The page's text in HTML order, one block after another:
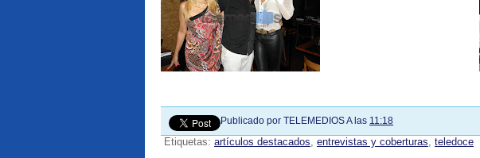
Publicado por TELEMEDIOSA las 11:18
Etiquetas: artículos destacados, entrevistas y coberturas, teledoce